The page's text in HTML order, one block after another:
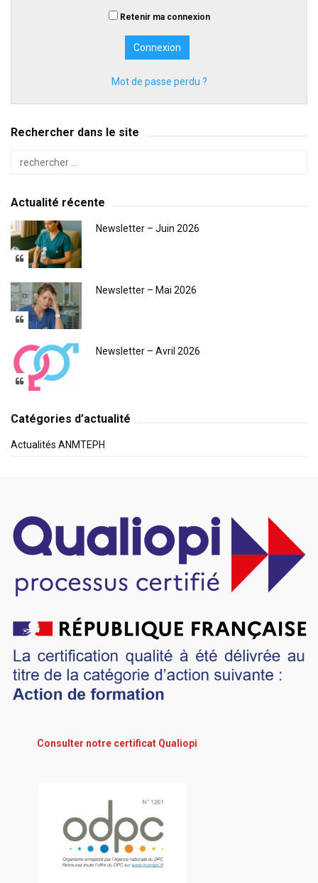
Retenir ma connexion
Mot de passe perdu ?
Rechercher dans le site
Actualité récente
Newsletter – Juin 2026
Newsletter – Mai 2026
Newsletter – Avril 2026
Catégories d’actualité
Actualités ANMTEPH
Consulter notre certificat Qualiopi